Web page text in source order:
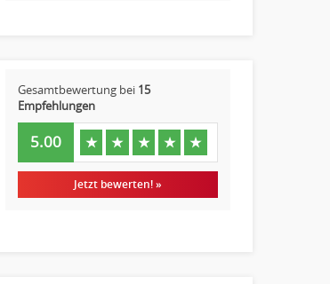
Gesamtbewertung bei 15
Empfehlungen
5.00 ★ ★ ★ ★ ★
Jetzt bewerten! »